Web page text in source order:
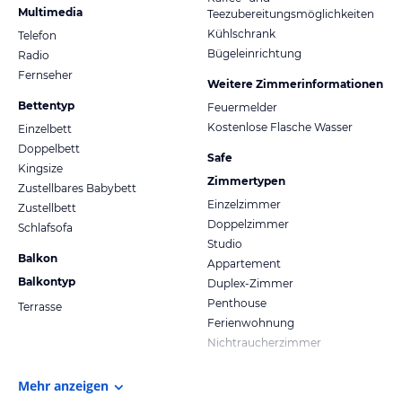
Multimedia
Telefon
Radio
Fernseher
Bettentyp
Einzelbett
Doppelbett
Kingsize
Zustellbares Babybett
Zustellbett
Schlafsofa
Balkon
Balkontyp
Terrasse
Teezubereitungsmöglichkeiten
Kühlschrank
Bügeleinrichtung
Weitere Zimmerinformationen
Feuermelder
Kostenlose Flasche Wasser
Safe
Zimmertypen
Einzelzimmer
Doppelzimmer
Studio
Appartement
Duplex-Zimmer
Penthouse
Ferienwohnung
Nichtraucherzimmer
Mehr anzeigen